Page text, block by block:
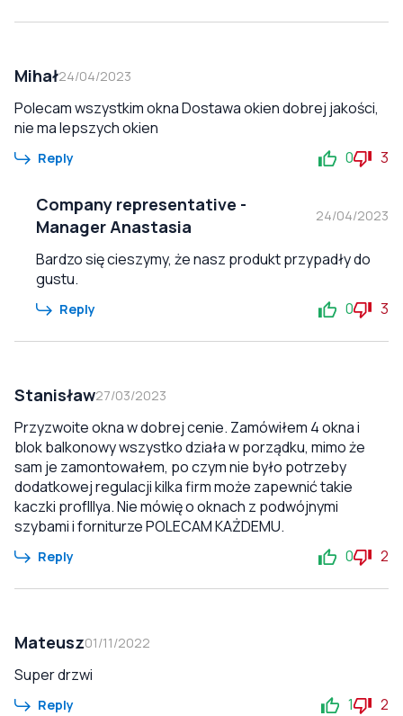
Mihał24/04/2023
Polecam wszystkim okna Dostawa okien dobrej jakości,
nie ma lepszych okien
Reply 0 3
Company representative -
Manager Anastasia
24/04/2023
Bardzo się cieszymy, że nasz produkt przypadły do
gustu.
Reply 0 3
Stanisław27/03/2023
Przyzwoite okna w dobrej cenie. Zamówiłem 4 okna i
blok balkonowy wszystko działa w porządku, mimo że
sam je zamontowałem, po czym nie było potrzeby
dodatkowej regulacji kilka firm może zapewnić takie
kaczki profIllya. Nie mówię o oknach z podwójnymi
szybami i forniturze POLECAM KAŻDEMU.
Reply 0 2
Mateusz01/11/2022
Super drzwi
Reply 1 2